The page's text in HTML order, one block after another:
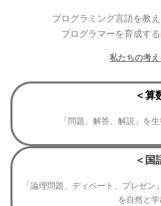
プログラミング言語を教
プログラマーを育成す
私たちの考え
＜算
「問題、解答、解説」を
＜国
「論理問題、ディベート、プレゼ
を自然と学